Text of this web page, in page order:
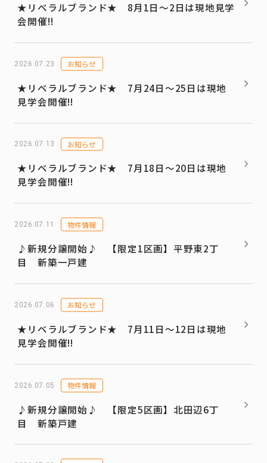
★リベラルブランド★ 8月1日～2日は現地見学
会開催!!
2026.07.23 お知らせ
★リベラルブランド★ 7月24日～25日は現地
見学会開催!!
2026.07.13 お知らせ
★リベラルブランド★ 7月18日～20日は現地
見学会開催!!
2026.07.11 物件情報
♪新規分譲開始♪ 【限定1区画】平野東2丁
目 新築一戸建
2026.07.06 お知らせ
★リベラルブランド★ 7月11日～12日は現地
見学会開催!!
2026.07.05 物件情報
♪新規分譲開始♪ 【限定5区画】北田辺6丁
目 新築戸建